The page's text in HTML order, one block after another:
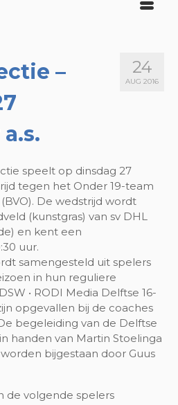
24
AUG 2016
–
speelt op dinsdag 27
tegen het Onder 19-team
De wedstrijd wordt
(kunstgras) van sv DHL
en kent een
uur.
samengesteld uit spelers
in hun reguliere
• RODI Media Delftse 16-
opgevallen bij de coaches
begeleiding van de Delftse
handen van Martin Stoelinga
bijgestaan door Guus
de volgende spelers